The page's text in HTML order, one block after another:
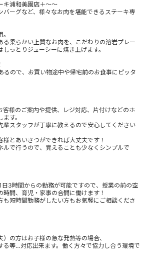
キ浦和美園店＋～～
バーグなど、様々なお肉を堪能できるステーキ専
る柔らかい上質なお肉を、こだわりの溶岩プレー
っとりジューシーに焼き上げます。
るので、お買い物途中や帰宅前のお食事にピッタ
客様のご案内や提供、レジ対応、片付けなどのホ
す。
輩スタッフが丁寧に教えるので安心してください
様とあいさつができれば大丈夫です！
ルで行うので、覚えることも少なくシンプルで
3時間からの勤務が可能ですので、授業の前の空
間、育児・家事の合間に働けます！
も短時間勤務がしたい方もお気軽にご相談くださ
の方はお子様の急な発熱等の場合、
る等…対応出来ます。働く方々で協力し合う環境で